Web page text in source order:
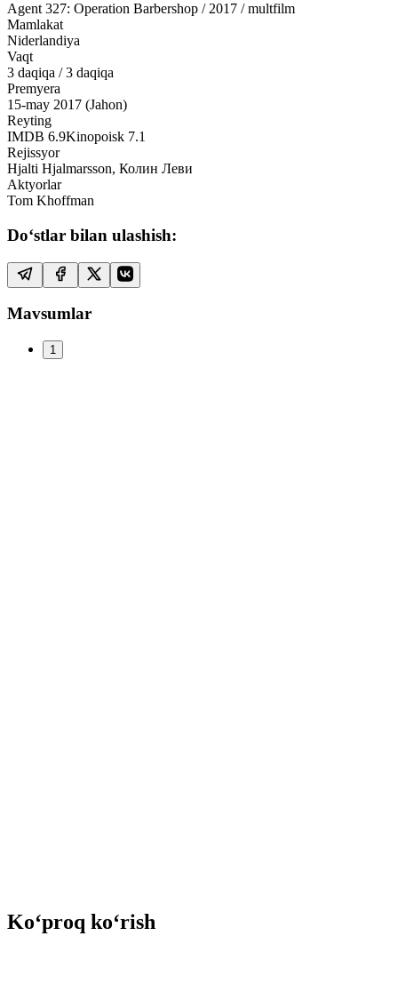
Agent 327: Operation Barbershop / 2017 / multfilm
Mamlakat
Niderlandiya
Vaqt
3 daqiqa /3 daqiqa
Premyera
15-may 2017 (Jahon)
Reyting
IMDB 6.9Kinopoisk 7.1
Rejissyor
Hjalti Hjalmarsson, Колин Леви
Aktyorlar
Tom Khoffman
Do‘stlar bilan ulashish:
Mavsumlar
1
Ko‘proq ko‘rish